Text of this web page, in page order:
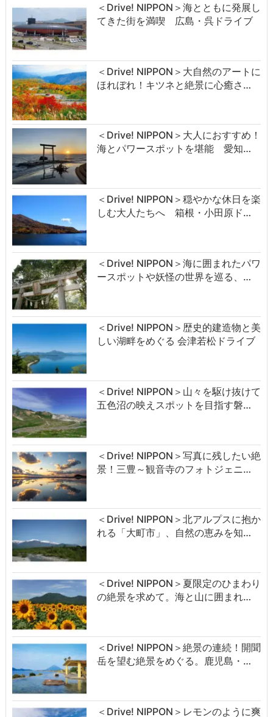
＜Drive! NIPPON＞海とともに発展し
てきた街を満喫 広島・呉ドライブ
＜Drive! NIPPON＞大自然のアートに
ほれぼれ！キツネと絶景に心癒さ…
＜Drive! NIPPON＞大人におすすめ！
海とパワースポットを堪能 愛知…
＜Drive! NIPPON＞穏やかな休日を楽
しむ大人たちへ 箱根・小田原ド…
＜Drive! NIPPON＞海に囲まれたパワ
ースポットや妖怪の世界を巡る、…
＜Drive! NIPPON＞歴史的建造物と美
しい湖畔をめぐる 会津若松ドライブ
＜Drive! NIPPON＞山々を駆け抜けて
五色沼の映えスポットを目指す磐…
＜Drive! NIPPON＞写真に残したい絶
景！三豊～観音寺のフォトジェニ…
＜Drive! NIPPON＞北アルプスに抱か
れる「大町市」、自然の恵みを知…
＜Drive! NIPPON＞夏限定のひまわり
の絶景を求めて。海と山に囲まれ…
＜Drive! NIPPON＞絶景の連続！開聞
岳を望む絶景をめぐる。鹿児島・…
＜Drive! NIPPON＞レモンのように爽